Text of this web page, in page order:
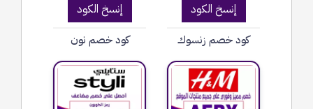
إنسخ الكود
كود خصم زنسوك
إنسخ الكود
كود خصم نون